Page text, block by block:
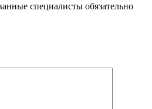
специалисты обязательно